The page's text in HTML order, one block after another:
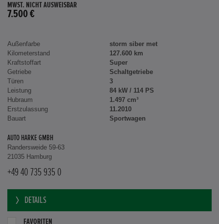
MWST. NICHT AUSWEISBAR
7.500 €
Außenfarbe
storm siber met
Kilometerstand
127.600 km
Kraftstoffart
Super
Getriebe
Schaltgetriebe
Türen
3
Leistung
84 kW / 114 PS
Hubraum
1.497 cm³
Erstzulassung
11.2010
Bauart
Sportwagen
AUTO HARKE GMBH
Randersweide 59-63
21035 Hamburg
+49 40 735 935 0
DETAILS
FAVORITEN